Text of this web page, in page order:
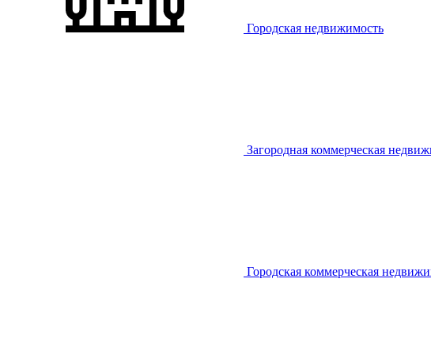
Городская недвижимость
Загородная коммерческая
Городская коммерческая